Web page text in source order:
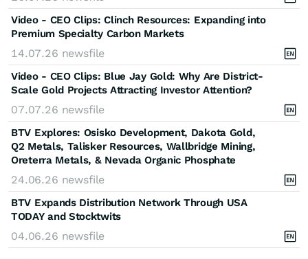
Video - CEO Clips: Clinch Resources: Expanding into
Premium Specialty Carbon Markets
14.07.26 newsfile
Video - CEO Clips: Blue Jay Gold: Why Are District-
Scale Gold Projects Attracting Investor Attention?
07.07.26 newsfile
BTV Explores: Osisko Development, Dakota Gold,
Q2 Metals, Talisker Resources, Wallbridge Mining,
Oreterra Metals, & Nevada Organic Phosphate
24.06.26 newsfile
BTV Expands Distribution Network Through USA
TODAY and Stocktwits
04.06.26 newsfile